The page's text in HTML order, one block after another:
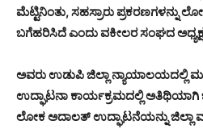
ಮೆಟ್ಟಿನಿಂತು, ಸಹಸ್ರಾರು
ಬಗೆಹರಿಸಿದೆ ಎಂದು ವಕೀಲರ ಸಂಘದ
ಅವರು ಉಡುಪಿ ಜಿಲ್ಲಾ ನ್ಯಾಯಾಲಯದಲ್ಲಿ
ಉದ್ಘಾಟನಾ ಕಾರ್ಯಕ್ರಮದಲ್ಲಿ ಅತಿಥಿಯಾಗಿ
ಲೋಕ ಅದಾಲತ್ ಉದ್ಘಾಟನೆಯನ್ನು ಜಿಲ್ಲಾ